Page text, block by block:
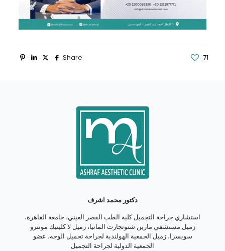
Share 71
دكتور محمد اشرف
استشاري جراحة التجميل كلية الطب القصر العيني، جامعة القاهرة،
زميل مستشفي مارين شتوتجارت المانيا، زميل لا كلينيك مونترو
سويسرا، زميل الجمعية الهولندية لجراحة تجميل الوجه، عضو
الجمعية الدولية لجراحة التجميل